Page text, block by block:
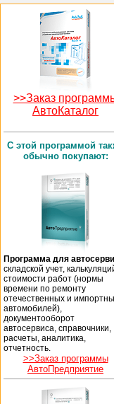
>>Заказ
АвтоКаталог
C этой программой
обычно покупают:
Программа для
складской учет,
стоимости работ (нормы
времени по ремонту
отечественных и
автомобилей),
документооборот
автосервиса, справочники,
расчеты, аналитика,
отчетность.
>>Заказ программы
АвтоПредприятие